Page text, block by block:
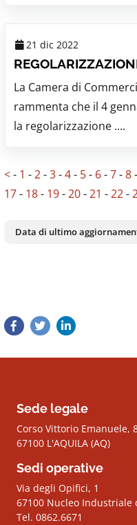
21 dic 2022
La Camera di
rammenta che il 4
la regolarizzazione ....
<- 1 -2-3-4- 5- 6-7-8-
17- 18- 19-20-21 -22-
Data di ultimo
Sede legale
Corso Vittorio Emanuele,
67100 L'AQUILA (AQ)
Sedi operative
Via degli Opifici, 1
67100 Nucleo Industriale
Tel. 0862.6671